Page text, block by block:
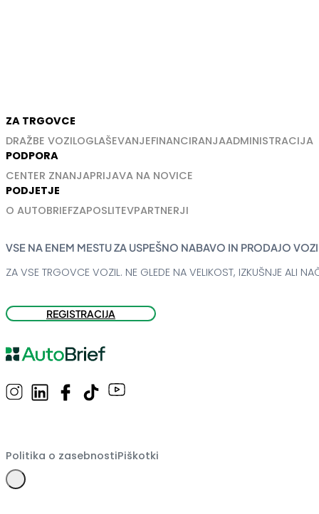
ZA TRGOVCE
DRAŽBE VOZILOGLAŠEVANJEFINANCIRANJAADMINISTRACIJA
PODPORA
CENTER ZNANJAPRIJAVA NA NOVICE
PODJETJE
O AUTOBRIEFZAPOSLITEVPARTNERJI
VSE NA ENEM MESTU ZA USPEŠNO NABAVO IN PRODAJO
ZA VSE TRGOVCE VOZIL. NE GLEDE NA VELIKOST, IZKUŠNJE ALI
REGISTRACIJA
Politika o zasebnostiPiškotki